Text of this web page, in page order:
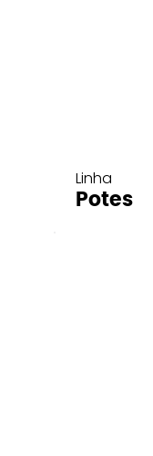
Linha
Potes